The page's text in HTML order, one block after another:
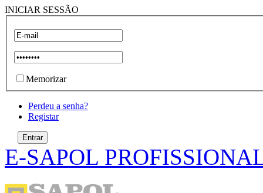
INICIAR SESSÃO
Memorizar
Perdeu a senha?
Registar
E-SAPOL